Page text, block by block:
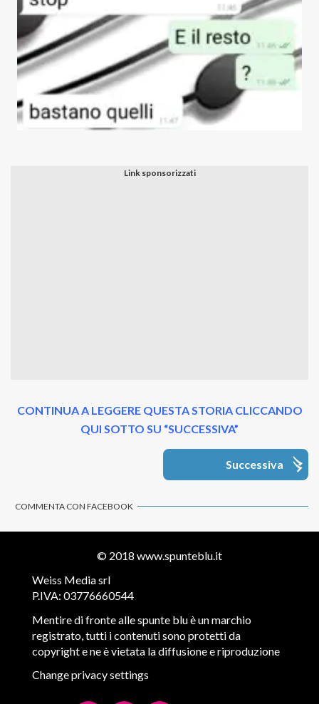
CONTINUA A LEGGERE QUESTA STORIA CLICCANDO
QUI SOTTO SU “SUCCESSIVA”
Successiva
COMMENTA CON FACEBOOK
© 2018 www.spunteblu.it
Weiss Media srl
P.IVA: 03776660544
Mentire di fronte alle spunte blu è un marchio
registrato, tutti i contenuti sono protetti da
copyright e ne è vietata la diffusione e riproduzione
Change privacy settings